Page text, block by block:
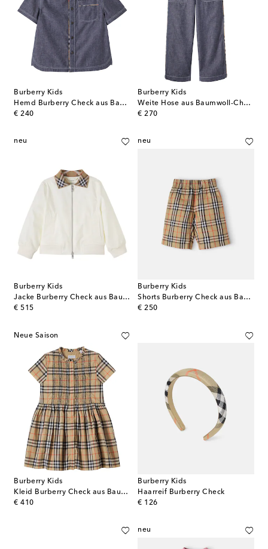
Burberry Kids
Hemd Burberry Check aus Baumwolle
€ 240
original price
Burberry Kids
Weite Hose aus Baumwoll-Chambray
€ 270
original price
neu
Burberry Kids
Jacke Burberry Check aus Baumwoll-Twill
€ 515
original price
neu
Burberry Kids
Shorts Burberry Check aus Baumwolle
€ 250
original price
Neue Saison
Burberry Kids
Kleid Burberry Check aus Baumwolle
€ 410
original price
Burberry Kids
Haarreif Burberry Check
€ 126
original price
neu